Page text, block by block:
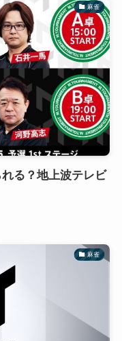
麻雀
る？地上波テレビ
麻雀